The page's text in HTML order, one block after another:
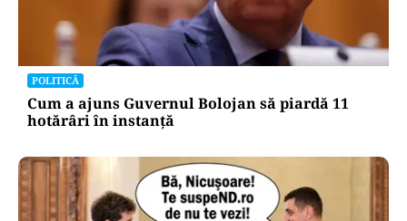
CULTURĂ
Dileme lingvistice: Parlamentul a legalizat
„persoana care are relații asemănătoare
acelora dintre soți”.